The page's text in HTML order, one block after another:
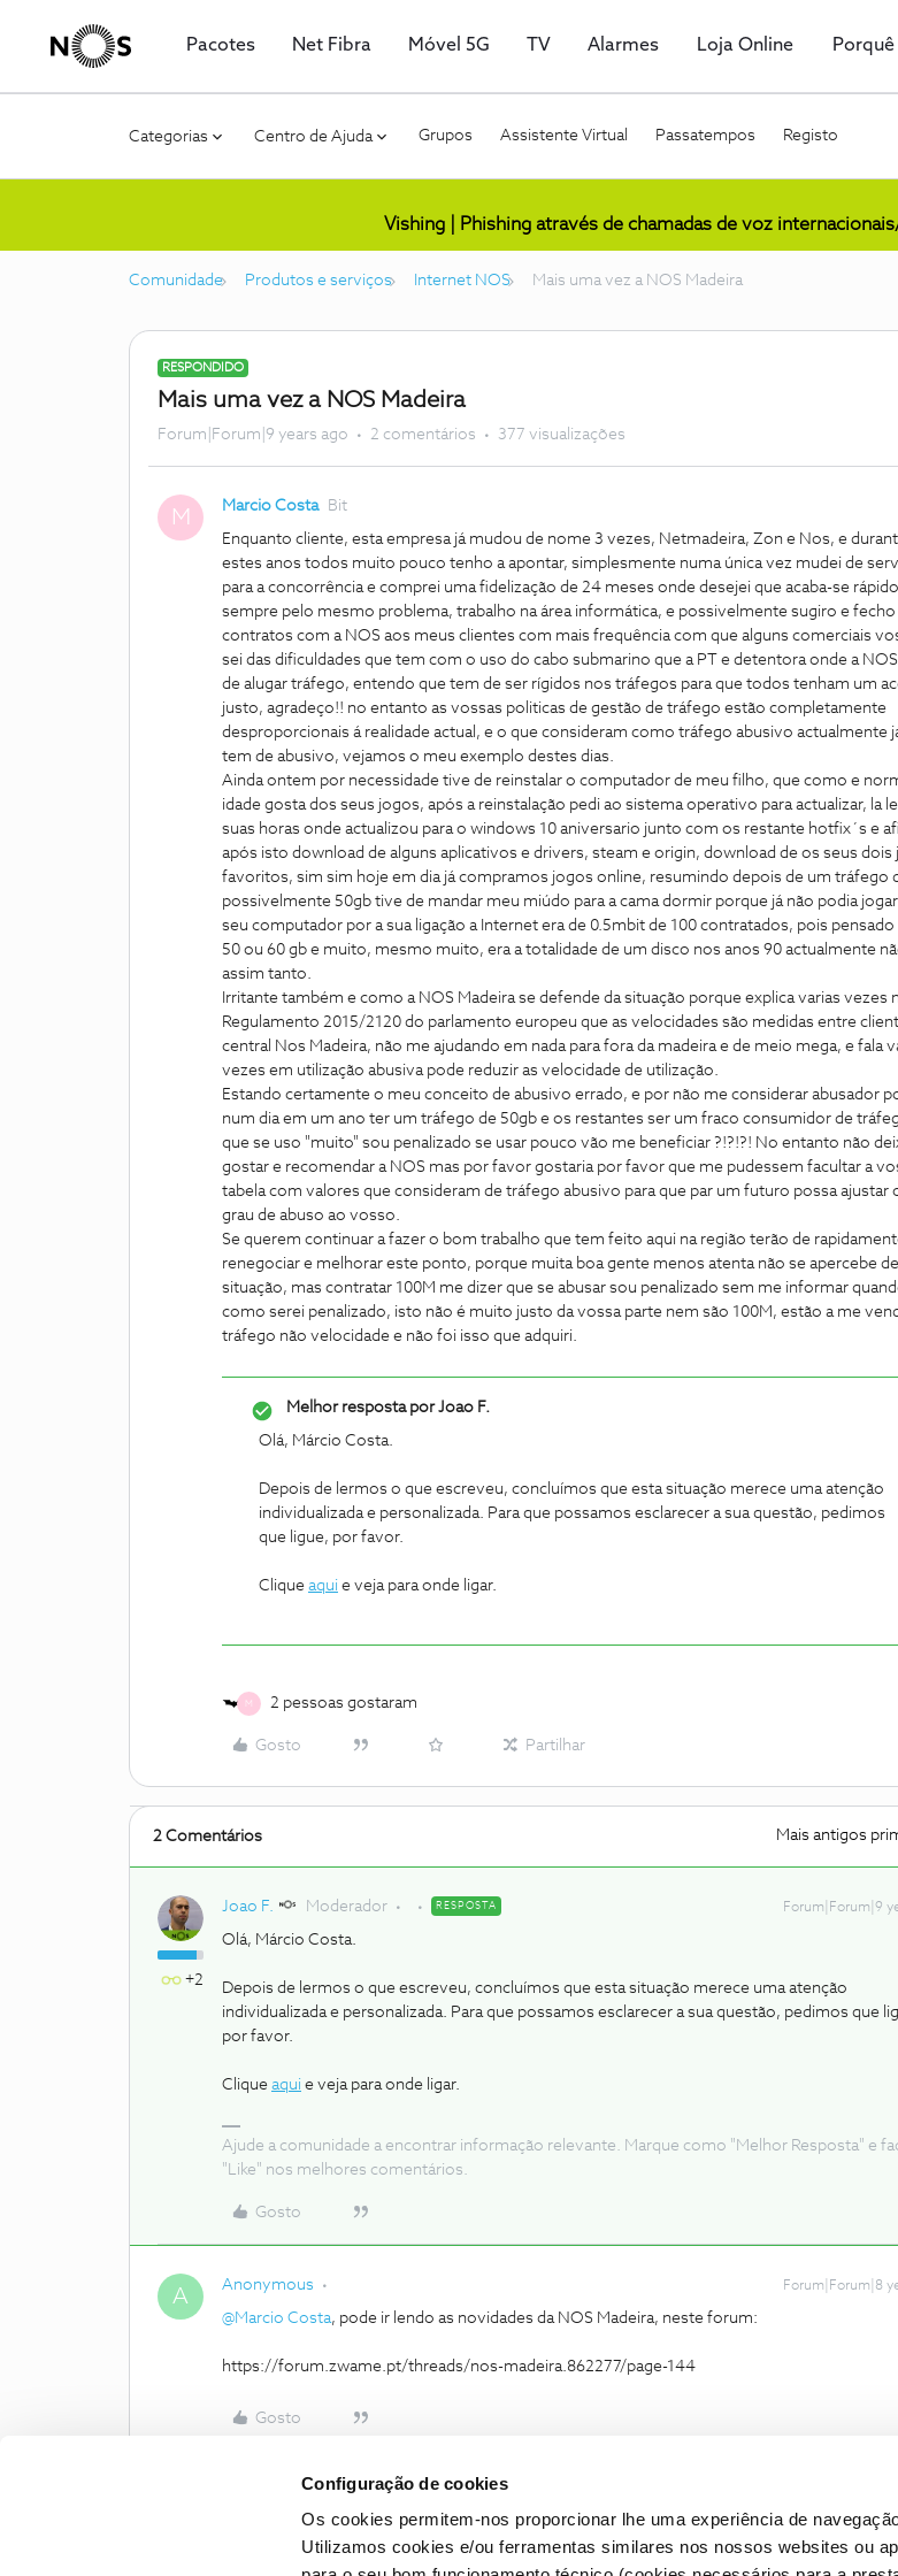
Configuração de cookies
Os cookies permitem-nos proporcionar lhe uma experiência de
Utilizamos cookies e/ou ferramentas similares nos nossos websites ou
Pacotes Net Fibra Móvel 5G TV Alarmes Loja Online
Categorias Centro de Ajuda Grupos Assistente Virtual Passatempos Registo
Vishing | Phishing através de chamadas de voz
Comunidade Produtos e serviços Internet NOS Mais uma vez a NOS Madeira
RESPONDIDO
Mais uma vez a NOS Madeira
Forum|Forum|9 years ago 2 comentários 377 visualizações
M Marcio Costa Bit
Enquanto cliente, esta empresa já mudou de nome 3 vezes, Netmadeira, Zon e Nos, e
estes anos todos muito pouco tenho a apontar, simplesmente numa única vez mudei de
para a concorrência e comprei uma fidelização de 24 meses onde desejei que acaba-se rápido
sempre pelo mesmo problema, trabalho na área informática, e possivelmente sugiro e fecho
contratos com a NOS aos meus clientes com mais frequência com que alguns comerciais
sei das dificuldades que tem com o uso do cabo submarino que a PT e detentora onde a
de alugar tráfego, entendo que tem de ser rígidos nos tráfegos para que todos tenham um
justo, agradeço!! no entanto as vossas politicas de gestão de tráfego estão completamente
desproporcionais á realidade actual, e o que consideram como tráfego abusivo actualmente
tem de abusivo, vejamos o meu exemplo destes dias.
Ainda ontem por necessidade tive de reinstalar o computador de meu filho, que como e
idade gosta dos seus jogos, após a reinstalação pedi ao sistema operativo para actualizar, la
suas horas onde actualizou para o windows 10 aniversario junto com os restante hotfix´s e
após isto download de alguns aplicativos e drivers, steam e origin, download de os seus dois
favoritos, sim sim hoje em dia já compramos jogos online, resumindo depois de um tráfego
possivelmente 50gb tive de mandar meu miúdo para a cama dormir porque já não podia
seu computador por a sua ligação a Internet era de 0.5mbit de 100 contratados, pois pensado
50 ou 60 gb e muito, mesmo muito, era a totalidade de um disco nos anos 90 actualmente
assim tanto.
Irritante também e como a NOS Madeira se defende da situação porque explica varias vezes
Regulamento 2015/2120 do parlamento europeu que as velocidades são medidas entre
central Nos Madeira, não me ajudando em nada para fora da madeira e de meio mega, e fala
vezes em utilização abusiva pode reduzir as velocidade de utilização.
Estando certamente o meu conceito de abusivo errado, e por não me considerar abusador
num dia em um ano ter um tráfego de 50gb e os restantes ser um fraco consumidor de
que se uso "muito" sou penalizado se usar pouco vão me beneficiar ?!?!?! No entanto não
gostar e recomendar a NOS mas por favor gostaria por favor que me pudessem facultar a
tabela com valores que consideram de tráfego abusivo para que par um futuro possa ajustar
grau de abuso ao vosso.
Se querem continuar a fazer o bom trabalho que tem feito aqui na região terão de
renegociar e melhorar este ponto, porque muita boa gente menos atenta não se apercebe
situação, mas contratar 100M me dizer que se abusar sou penalizado sem me informar
como serei penalizado, isto não é muito justo da vossa parte nem são 100M, estão a me
tráfego não velocidade e não foi isso que adquiri.
Melhor resposta porJoao F.
Olá, Márcio Costa.
Depois de lermos o que escreveu, concluímos que esta situação merece uma atenção
individualizada e personalizada. Para que possamos esclarecer a sua questão, pedimos
que ligue, por favor.
Clique aqui e veja para onde ligar.
M 2 pessoas gostaram
Gosto Partilhar
2 Comentários Mais antigos
+2
Joao F. Moderador RESPOSTA Forum|Forum|9
Olá, Márcio Costa.
Depois de lermos o que escreveu, concluímos que esta situação merece uma atenção
individualizada e personalizada. Para que possamos esclarecer a sua questão, pedimos que
por favor.
Clique aqui e veja para onde ligar.
Ajude a comunidade a encontrar informação relevante. Marque como "Melhor Resposta" e
"Like" nos melhores comentários.
Gosto
A Anonymous Forum|Forum|8
@Marcio Costa, pode ir lendo as novidades da NOS Madeira, neste forum:
https://forum.zwame.pt/threads/nos-madeira.862277/page-144
Gosto